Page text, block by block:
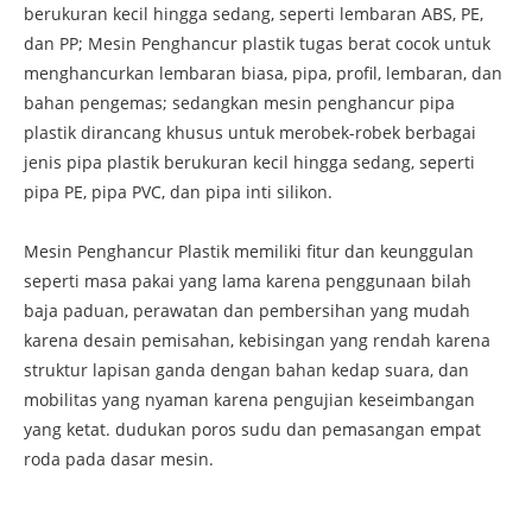
berukuran kecil hingga sedang, seperti lembaran ABS, PE,
dan PP; Mesin Penghancur plastik tugas berat cocok untuk
menghancurkan lembaran biasa, pipa, profil, lembaran, dan
bahan pengemas; sedangkan mesin penghancur pipa
plastik dirancang khusus untuk merobek-robek berbagai
jenis pipa plastik berukuran kecil hingga sedang, seperti
pipa PE, pipa PVC, dan pipa inti silikon.
Mesin Penghancur Plastik memiliki fitur dan keunggulan
seperti masa pakai yang lama karena penggunaan bilah
baja paduan, perawatan dan pembersihan yang mudah
karena desain pemisahan, kebisingan yang rendah karena
struktur lapisan ganda dengan bahan kedap suara, dan
mobilitas yang nyaman karena pengujian keseimbangan
yang ketat. dudukan poros sudu dan pemasangan empat
roda pada dasar mesin.